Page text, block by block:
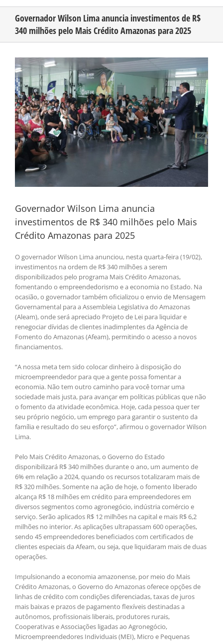
CONHEÇA O AMAZONAS
PUBLICIDADE
CONTATO
Governador Wilson Lima anuncia investimentos de R$
340 milhões pelo Mais Crédito Amazonas para 2025
View
Larger
Image
Governador Wilson Lima anuncia
investimentos de R$ 340 milhões pelo Mais
Crédito Amazonas para 2025
O governador Wilson Lima anunciou, nesta quarta-feira (19/02),
investimentos na ordem de R$ 340 milhões a serem
disponibilizados pelo programa Mais Crédito Amazonas,
fomentando o empreendedorismo e a economia no Estado. Na
ocasião, o governador também oficializou o envio de Mensagem
Governamental para a Assembleia Legislativa do Amazonas
(Aleam), onde será apreciado Projeto de Lei para liquidar e
renegociar dívidas de clientes inadimplentes da Agência de
Fomento do Amazonas (Afeam), permitindo o acesso a novos
financiamentos.
“A nossa meta tem sido colocar dinheiro à disposição do
microempreendedor para que a gente possa fomentar a
economia. Não tem outro caminho para você tornar uma
sociedade mais justa, para avançar em políticas públicas que não
o fomento da atividade econômica. Hoje, cada pessoa quer ter
seu próprio negócio, um emprego para garantir o sustento da
família e resultado do seu esforço”, afirmou o governador Wilson
Lima.
Pelo Mais Crédito Amazonas, o Governo do Estado
disponibilizará R$ 340 milhões durante o ano, um aumento de
6% em relação a 2024, quando os recursos totalizaram mais de
R$ 320 milhões. Somente na ação de hoje, o fomento liberado
alcança R$ 18 milhões em crédito para empreendedores em
diversos segmentos como agronegócio, indústria comércio e
serviço. Serão aplicados R$ 12 milhões na capital e mais R$ 6,2
milhões no interior. As aplicações ultrapassam 600 operações,
sendo 45 empreendedores beneficiados com certificados de
clientes especiais da Afeam, ou seja, que liquidaram mais de duas
operações.
Impulsionando a economia amazonense, por meio do Mais
Crédito Amazonas, o Governo do Amazonas oferece opções de
linhas de crédito com condições diferenciadas, taxas de juros
mais baixas e prazos de pagamento flexíveis destinadas a
autônomos, profissionais liberais, produtores rurais,
Cooperativas e Associações ligadas ao Agronegócio,
Microempreendedores Individuais (MEI), Micro e Pequenas